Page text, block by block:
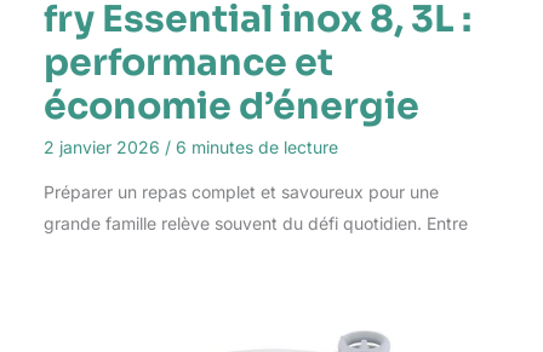
fry Essential inox 8, 3L :
performance et
économie d’énergie
2 janvier 2026 / 6 minutes de lecture
Préparer un repas complet et savoureux pour une
grande famille relève souvent du défi quotidien. Entre